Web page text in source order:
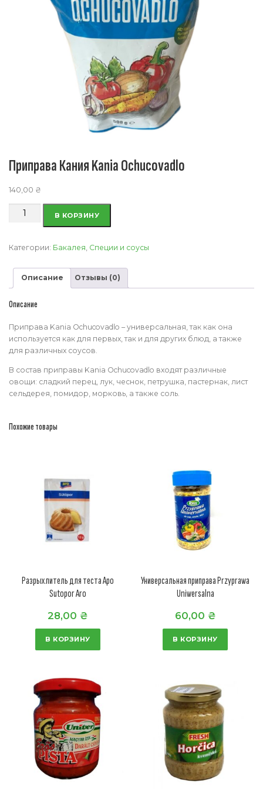
Приправа Кания Kania Ochucovadlo
140,00 ₴
Количество
Кания
Ochucovadlo
В КОРЗИНУ
Категории: Бакалея Специи и соусы
Описание Отзывы (0)
Описание
Приправа Kania Ochucovadlo – универсальная, так как она
используется как для первых, так и для других блюд, а также
для различных соусов.
В состав приправы Kania Ochucovadlo входят различные
овощи: сладкий перец, лук, чеснок, петрушка, пастернак, лист
сельдерея, помидор, морковь, а также соль.
Похожие товары
Разрыхлитель для теста Аро
Sutopor Aro
28,00 ₴
В КОРЗИНУ
Универсальная приправа Przyprawa
Uniwersalna
60,00 ₴
В КОРЗИНУ